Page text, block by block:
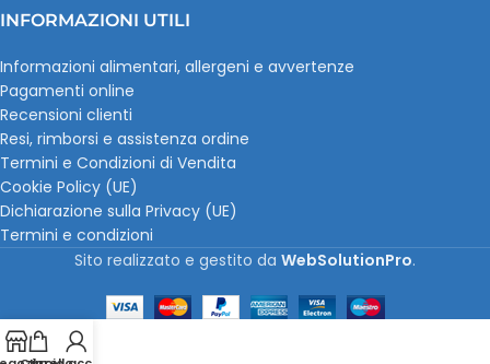
INFORMAZIONI UTILI
Informazioni alimentari, allergeni e avvertenze
Pagamenti online
Recensioni clienti
Resi, rimborsi e assistenza ordine
Termini e Condizioni di Vendita
Cookie Policy (UE)
Dichiarazione sulla Privacy (UE)
Termini e condizioni
Sito realizzato e gestito da WebSolutionPro.